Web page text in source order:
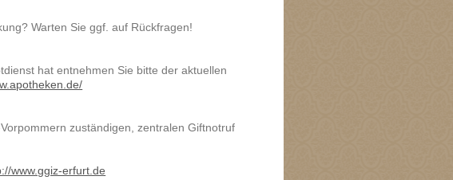
Warten Sie ggf. auf Rückfragen!
hat entnehmen Sie bitte der aktuellen
zuständigen, zentralen Giftnotruf
www.ggiz-erfurt.de